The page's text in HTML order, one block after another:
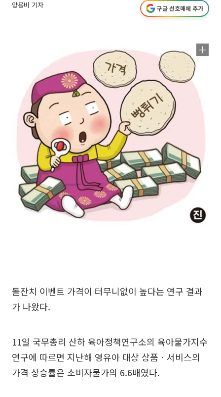
양용비 기자 구글 선호매체 추가
돌잔치 이벤트 가격이 터무니없이 높다는 연구 결과
가 나왔다.
11일 국무총리 산하 육아정책연구소의 육아물가지수
연구에 따르면 지난해 영유아 대상 상품ㆍ서비스의
가격 상승률은 소비자물가의 6.6배였다.